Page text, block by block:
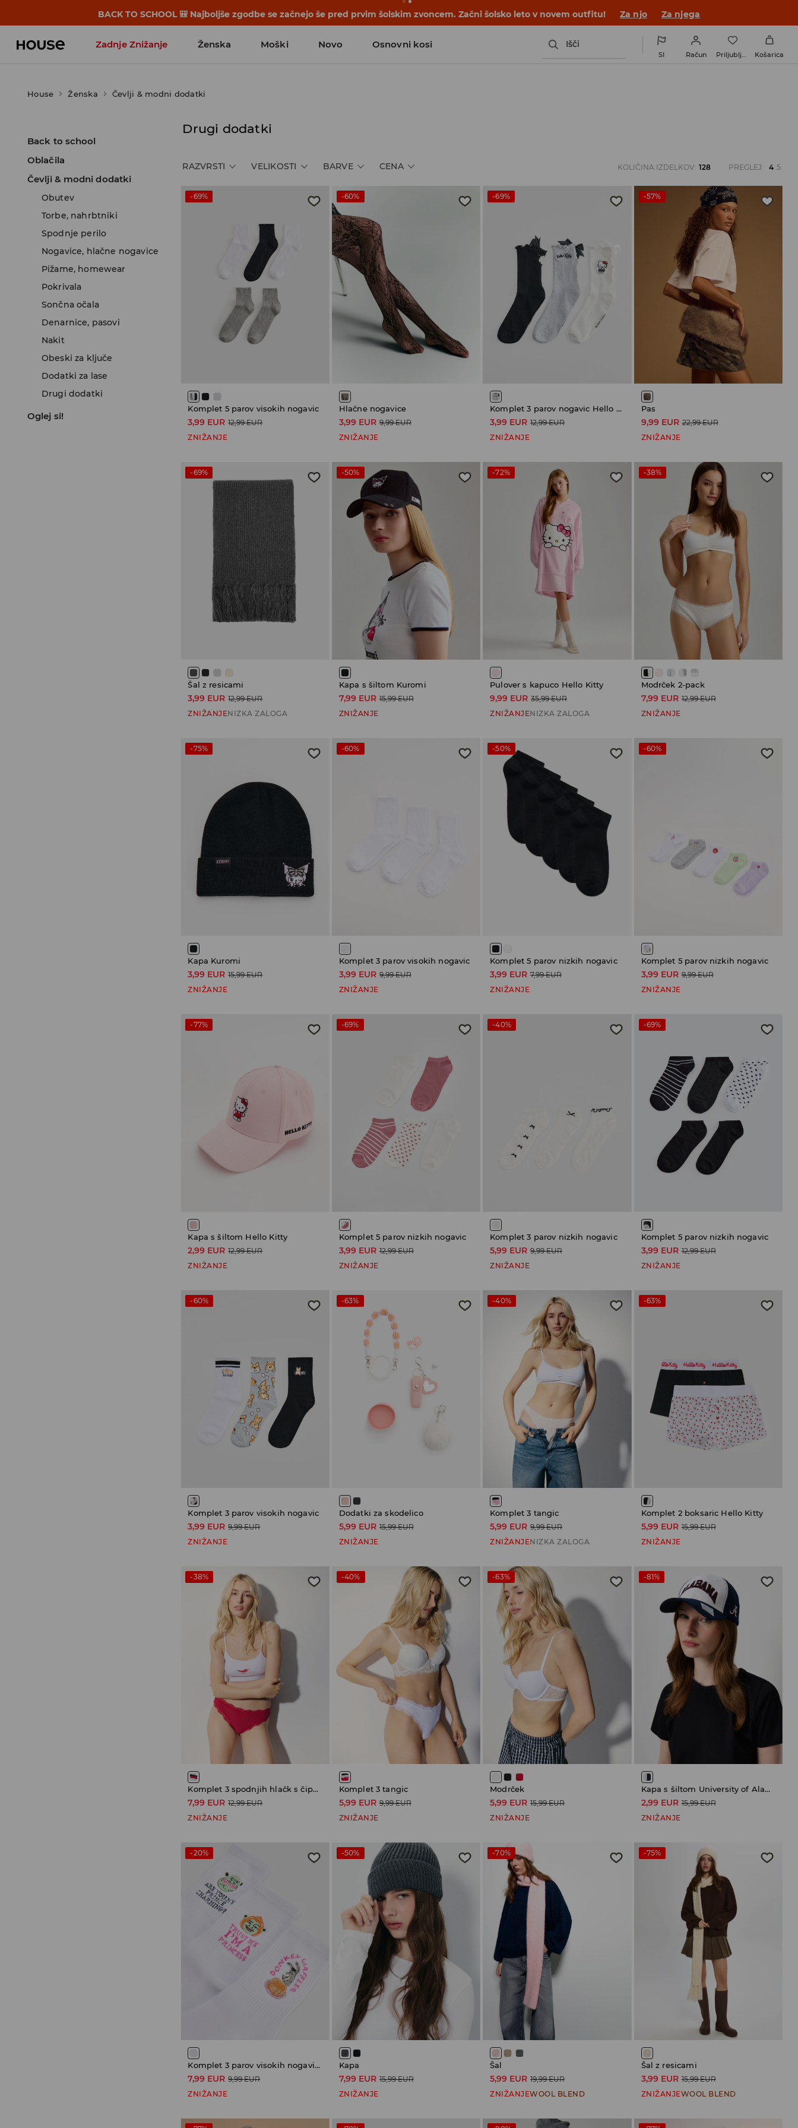
Popustov še ni konec! 🤍 ZADNJE ZNIŽANJE se nadaljuje 🤍 Znižali smo cene več kot 130 novih izdelkov. Poglej! Za njo Za njega
Zadnje Znižanje Ženska Moški Novo Osnovni kosi Išči
SI Račun Priljubljene Košarica
House Ženska Čevlji & modni dodatki
Back to school
Oblačila
Čevlji & modni dodatki
Obutev
Torbe, nahrbtniki
Spodnje perilo
Nogavice, hlačne nogavice
Pižame, homewear
Pokrivala
Sončna očala
Denarnice, pasovi
Nakit
Obeski za ključe
Dodatki za lase
Drugi dodatki
Oglej si!
Drugi dodatki
RAZVRSTI VELIKOSTI BARVE CENA KOLIČINA IZDELKOV: 128 PREGLEJ: 4 5
-69%
Komplet 5 parov visokih nogavic
3,99 EUR 12,99 EUR
ZNIŽANJE
-60%
Hlačne nogavice
3,99 EUR 9,99 EUR
ZNIŽANJE
-69%
Komplet 3 parov nogavic Hello Kitty
3,99 EUR 12,99 EUR
ZNIŽANJE
-57%
Pas
9,99 EUR 22,99 EUR
ZNIŽANJE
-69%
Šal z resicami
3,99 EUR 12,99 EUR
ZNIŽANJENIZKA ZALOGA
-50%
Kapa s šiltom Kuromi
7,99 EUR 15,99 EUR
ZNIŽANJE
-72%
Pulover s kapuco Hello Kitty
9,99 EUR 35,99 EUR
ZNIŽANJENIZKA ZALOGA
-38%
Modrček 2-pack
7,99 EUR 12,99 EUR
ZNIŽANJE
-75%
Kapa Kuromi
3,99 EUR 15,99 EUR
ZNIŽANJE
-60%
Komplet 3 parov visokih nogavic
3,99 EUR 9,99 EUR
ZNIŽANJE
-50%
Komplet 5 parov nizkih nogavic
3,99 EUR 7,99 EUR
ZNIŽANJE
-60%
Komplet 5 parov nizkih nogavic
3,99 EUR 9,99 EUR
ZNIŽANJE
-77%
Kapa s šiltom Hello Kitty
2,99 EUR 12,99 EUR
ZNIŽANJE
-69%
Komplet 5 parov nizkih nogavic
3,99 EUR 12,99 EUR
ZNIŽANJE
-40%
Komplet 3 parov nizkih nogavic
5,99 EUR 9,99 EUR
ZNIŽANJE
-69%
Komplet 5 parov nizkih nogavic
3,99 EUR 12,99 EUR
ZNIŽANJE
-60%
Komplet 3 parov visokih nogavic
3,99 EUR 9,99 EUR
ZNIŽANJE
-63%
Dodatki za skodelico
5,99 EUR 15,99 EUR
ZNIŽANJE
-40%
Komplet 3 tangic
5,99 EUR 9,99 EUR
ZNIŽANJENIZKA ZALOGA
-63%
Komplet 2 boksaric Hello Kitty
5,99 EUR 15,99 EUR
ZNIŽANJE
-38%
Komplet 3 spodnjih hlačk s čipko
7,99 EUR 12,99 EUR
ZNIŽANJE
-40%
Komplet 3 tangic
5,99 EUR 9,99 EUR
ZNIŽANJE
-63%
Modrček
5,99 EUR 15,99 EUR
ZNIŽANJE
-81%
Kapa s šiltom University of Alabama
2,99 EUR 15,99 EUR
ZNIŽANJE
-20%
Komplet 3 parov visokih nogavic Shrek
7,99 EUR 9,99 EUR
ZNIŽANJE
-50%
Kapa
7,99 EUR 15,99 EUR
ZNIŽANJE
-70%
Šal
5,99 EUR 19,99 EUR
ZNIŽANJEWOOL BLEND
-75%
Šal z resicami
3,99 EUR 15,99 EUR
ZNIŽANJEWOOL BLEND